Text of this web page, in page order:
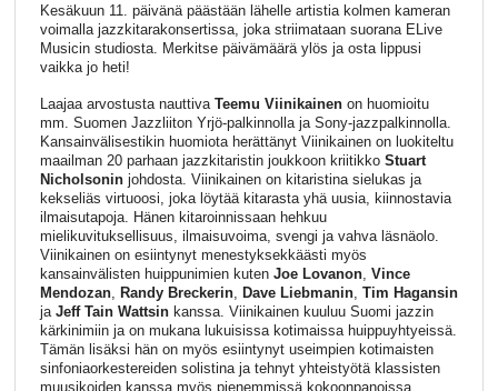
Kesäkuun 11. päivänä päästään lähelle artistia kolmen kameran
voimalla jazzkitarakonsertissa, joka striimataan suorana ELive
Musicin studiosta. Merkitse päivämäärä ylös ja osta lippusi
vaikka jo heti!
Laajaa arvostusta nauttiva Teemu Viinikainenon huomioitu
mm. Suomen Jazzliiton Yrjö-palkinnolla ja Sony-jazzpalkinnolla.
Kansainvälisestikin huomiota herättänyt Viinikainen on luokiteltu
maailman 20 parhaan jazzkitaristin joukkoon kriitikko Stuart
Nicholsoninjohdosta. Viinikainen on kitaristina sielukas ja
kekseliäs virtuoosi, joka löytää kitarasta yhä uusia, kiinnostavia
ilmaisutapoja. Hänen kitaroinnissaan hehkuu
mielikuvituksellisuus, ilmaisuvoima, svengi ja vahva läsnäolo.
Viinikainen on esiintynyt menestyksekkäästi myös
kansainvälisten huippunimien kuten Joe Lovanon, Vince
Mendozan, Randy Breckerin, Dave Liebmanin, Tim Hagansin
ja Jeff Tain Wattsinkanssa. Viinikainen kuuluu Suomi jazzin
kärkinimiin ja on mukana lukuisissa kotimaissa huippuyhtyeissä.
Tämän lisäksi hän on myös esiintynyt useimpien kotimaisten
sinfoniaorkestereiden solistina ja tehnyt yhteistyötä klassisten
muusikoiden kanssa myös pienemmissä kokoonpanoissa.